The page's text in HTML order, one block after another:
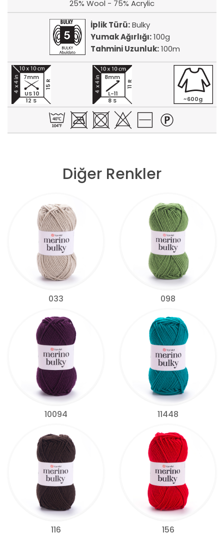
25% Wool - 75% Acrylic
İplik Türü:Bulky
Yumak Ağırlığı:100g
Tahmini Uzunluk:100m
12 S
15 R
7mm
US 10
8 S
11 R
8mm
L-11
~600g
Diğer Renkler
033 098
10094 11448
116 156